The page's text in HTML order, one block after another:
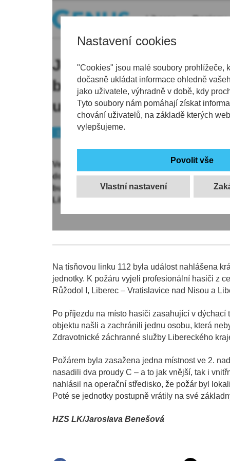
Nastavení cookies
"Cookies" jsou malé soubory prohlížeče,
dočasně ukládat informace ohledně
jako uživatele, výhradně v době, kdy
Tyto soubory nám pomáhají získat
chování uživatelů, na základě kterých
vylepšujeme.
Vlastní nastavení
Liberec Regiony
Jeden zachráněný
bilance požáru ve
u libereckého nádraží
Ve středu 12. března 2025 ve večerních
dobrovolní hasiči spěchali v Liberci k
budovy, údajně určené k demolici nedaleko
Liberec III – Jeřáb).
Na tísňovou linku 112 byla událost nahlášena
jednotky. K požáru vyjeli profesionální hasiči z
Růžodol I, Liberec – Vratislavice nad Nisou a
Po příjezdu na místo hasiči zasahující v
objektu našli a zachránili jednu osobu, která
Zdravotnické záchranné služby Libereckého
Požárem byla zasažena jedna místnost ve 2.
nasadili dva proudy C – a to jak vnější, tak i
nahlásil na operační středisko, že požár byl
Poté se jednotky postupně vrátily na své
HZS LK/Jaroslava Benešová